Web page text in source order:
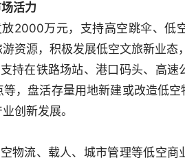
活力
2000万元，支持高空跳伞、低
资源，积极发展低空文旅新业态
持在铁路场站、港口码头、高
，盘活存量用地新建或改造低
创新发展。
物流、载人、城市管理等低空